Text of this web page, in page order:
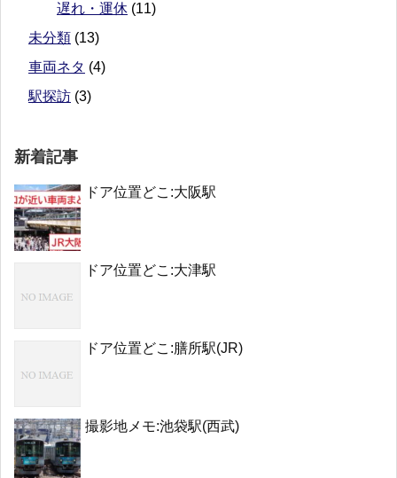
遅れ・運休 (11)
未分類 (13)
車両ネタ (4)
駅探訪 (3)
新着記事
ドア位置どこ:大阪駅
ドア位置どこ:大津駅
ドア位置どこ:膳所駅(JR)
撮影地メモ:池袋駅(西武)